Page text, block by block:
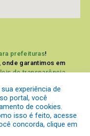
prefeituras!
onde garantimos em
leis de transparência
Pública
experiência de
portal, você
de cookies.
isso é feito, acesse
concorda, clique em